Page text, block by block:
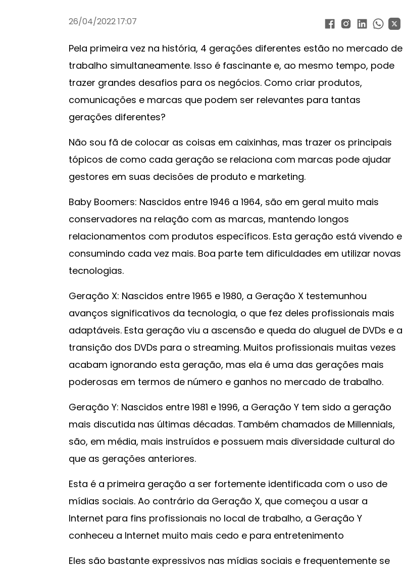
26/04/2022 17:07
Pela primeira vez na história, 4 gerações diferentes estão no mercado de
trabalho simultaneamente. Isso é fascinante e, ao mesmo tempo, pode
trazer grandes desafios para os negócios. Como criar produtos,
comunicações e marcas que podem ser relevantes para tantas
gerações diferentes?
Não sou fã de colocar as coisas em caixinhas, mas trazer os principais
tópicos de como cada geração se relaciona com marcas pode ajudar
gestores em suas decisões de produto e marketing.
Baby Boomers: Nascidos entre 1946 a 1964, são em geral muito mais
conservadores na relação com as marcas, mantendo longos
relacionamentos com produtos específicos. Esta geração está vivendo e
consumindo cada vez mais. Boa parte tem dificuldades em utilizar novas
tecnologias.
Geração X: Nascidos entre 1965 e 1980, a Geração X testemunhou
avanços significativos da tecnologia, o que fez deles profissionais mais
adaptáveis. Esta geração viu a ascensão e queda do aluguel de DVDs e a
transição dos DVDs para o streaming. Muitos profissionais muitas vezes
acabam ignorando esta geração, mas ela é uma das gerações mais
poderosas em termos de número e ganhos no mercado de trabalho.
Geração Y: Nascidos entre 1981 e 1996, a Geração Y tem sido a geração
mais discutida nas últimas décadas. Também chamados de Millennials,
são, em média, mais instruídos e possuem mais diversidade cultural do
que as gerações anteriores.
Esta é a primeira geração a ser fortemente identificada com o uso de
mídias sociais. Ao contrário da Geração X, que começou a usar a
Internet para fins profissionais no local de trabalho, a Geração Y
conheceu a Internet muito mais cedo e para entretenimento
Eles são bastante expressivos nas mídias sociais e frequentemente se